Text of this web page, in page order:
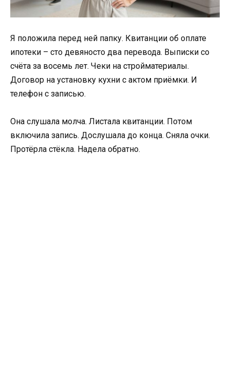
Я положила перед ней папку. Квитанции об оплате
ипотеки – сто девяносто два перевода. Выписки со
счёта за восемь лет. Чеки на стройматериалы.
Договор на установку кухни с актом приёмки. И
телефон с записью.
Она слушала молча. Листала квитанции. Потом
включила запись. Дослушала до конца. Сняла очки.
Протёрла стёкла. Надела обратно.